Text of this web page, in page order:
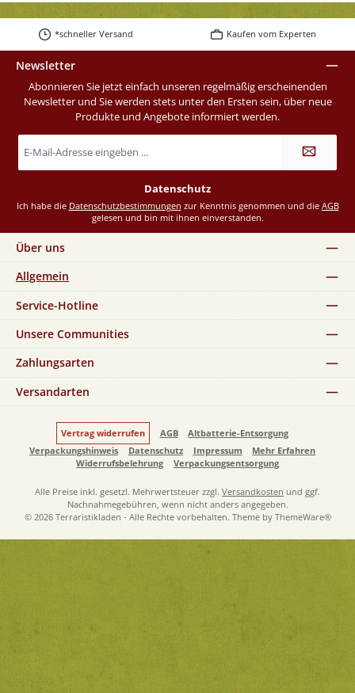
*schneller Versand Kaufen vom Experten
Newsletter
Abonnieren Sie jetzt einfach unseren regelmäßig erscheinenden
Newsletter und Sie werden stets unter den Ersten sein, über neue
Produkte und Angebote informiert werden.
E-
Mail-
Datenschutz
Ich habe die Datenschutzbestimmungen zur Kenntnis genommen und die AGB
gelesen und bin mit ihnen einverstanden.
Über uns
Allgemein
Service-Hotline
Unsere Communities
Zahlungsarten
Versandarten
Vertrag widerrufen AGB
Altbatterie-Entsorgung
Verpackungshinweis
Datenschutz Impressum
Mehr Erfahren
Widerrufsbelehrung
Verpackungsentsorgung
Alle Preise inkl. gesetzl. Mehrwertsteuer zzgl. Versandkosten und ggf.
Nachnahmegebühren, wenn nicht anders angegeben.
© 2026 Terraristikladen - Alle Rechte vorbehalten. Theme by ThemeWare®